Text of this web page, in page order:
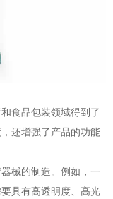
食品包装领域得到了
还增强了产品的功能
械的制造。例如，一
具有高透明度、高光